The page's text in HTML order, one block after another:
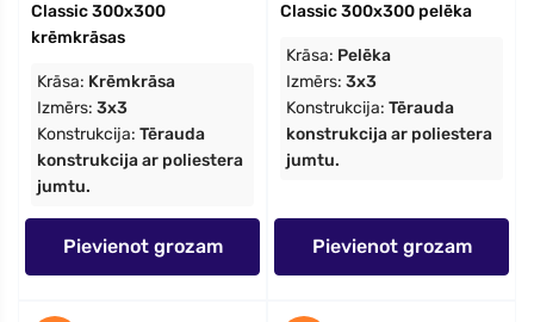
Classic 300x300
krēmkrāsas
Krāsa: Krēmkrāsa
Izmērs: 3x3
Konstrukcija: Tērauda
konstrukcija ar poliestera
jumtu.
Pievienot grozam
Classic 300x300 pelēka
Krāsa: Pelēka
Izmērs: 3x3
Konstrukcija: Tērauda
konstrukcija ar poliestera
jumtu.
Pievienot grozam